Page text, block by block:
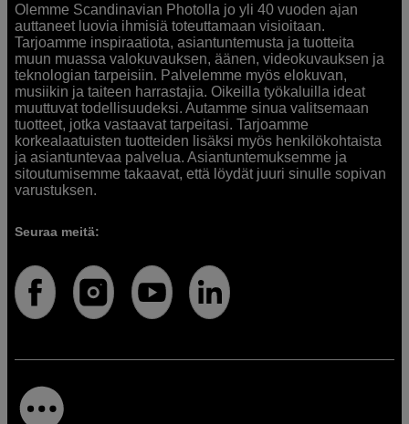
Olemme Scandinavian Photolla jo yli 40 vuoden ajan
auttaneet luovia ihmisiä toteuttamaan visioitaan.
Tarjoamme inspiraatiota, asiantuntemusta ja tuotteita
muun muassa valokuvauksen, äänen, videokuvauksen ja
teknologian tarpeisiin. Palvelemme myös elokuvan,
musiikin ja taiteen harrastajia. Oikeilla työkaluilla ideat
muuttuvat todellisuudeksi. Autamme sinua valitsemaan
tuotteet, jotka vastaavat tarpeitasi. Tarjoamme
korkealaatuisten tuotteiden lisäksi myös henkilökohtaista
ja asiantuntevaa palvelua. Asiantuntemuksemme ja
sitoutumisemme takaavat, että löydät juuri sinulle sopivan
varustuksen.
Seuraa meitä: